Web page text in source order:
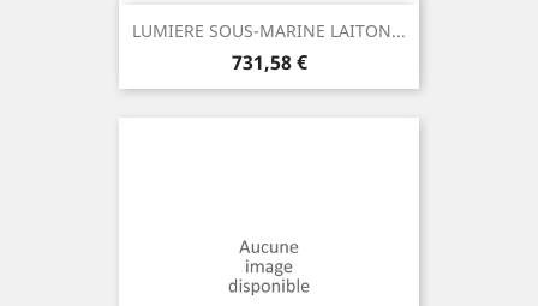
LUMIERE SOUS-MARINE LAITON...
Prix
731,58 €